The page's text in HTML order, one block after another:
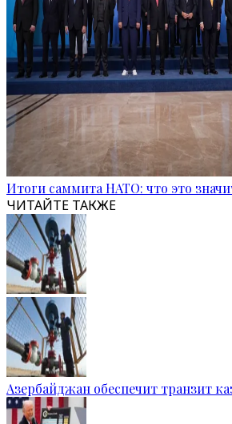
Итоги саммита НАТО: что это
ЧИТАЙТЕ ТАКЖЕ
Азербайджан обеспечит транзит